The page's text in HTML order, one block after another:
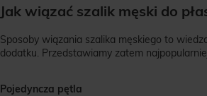
Jak wiązać szalik męski do
Sposoby wiązania szalika męskiego to
dodatku. Przedstawiamy zatem
Pojedyncza pętla